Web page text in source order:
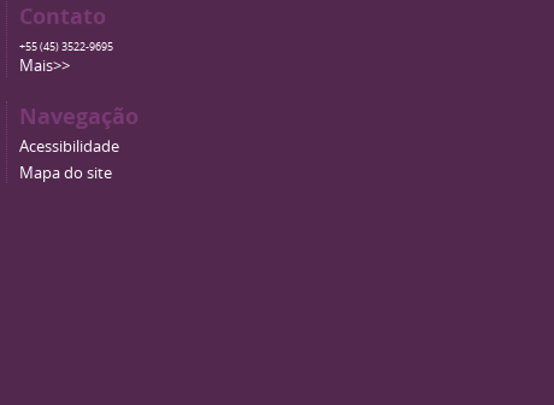
Contato
+55 (45) 3522-9695
Mais>>
Navegação
Acessibilidade
Mapa do site